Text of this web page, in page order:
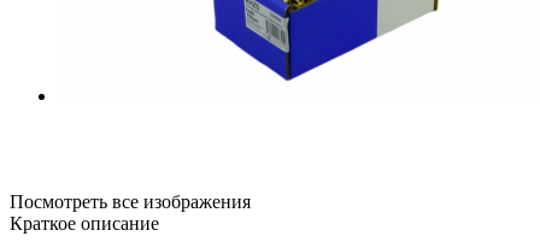
Посмотреть все изображения
Краткое описание